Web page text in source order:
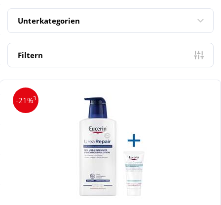
Aktuelle Coupons
Neuheiten
Sale
Arzneimittel
Diabetes
Körperpflege & Kosmetik
Unterkategorien
Filtern
-21%3